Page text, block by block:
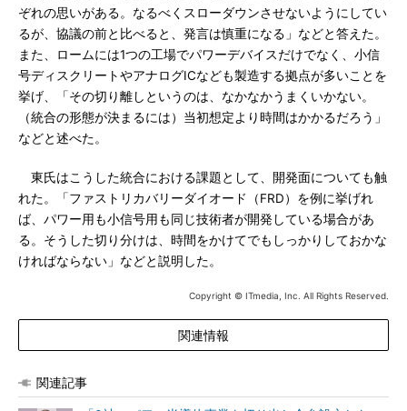
ぞれの思いがある。なるべくスローダウンさせないようにしてい
るが、協議の前と比べると、発言は慎重になる」などと答えた。
また、ロームには1つの工場でパワーデバイスだけでなく、小信
号ディスクリートやアナログICなども製造する拠点が多いことを
挙げ、「その切り離しというのは、なかなかうまくいかない。
（統合の形態が決まるには）当初想定より時間はかかるだろう」
などと述べた。
東氏はこうした統合における課題として、開発面についても触
れた。「ファストリカバリーダイオード（FRD）を例に挙げれ
ば、パワー用も小信号用も同じ技術者が開発している場合があ
る。そうした切り分けは、時間をかけてでもしっかりしておかな
ければならない」などと説明した。
Copyright © ITmedia, Inc. All Rights Reserved.
関連情報
関連記事